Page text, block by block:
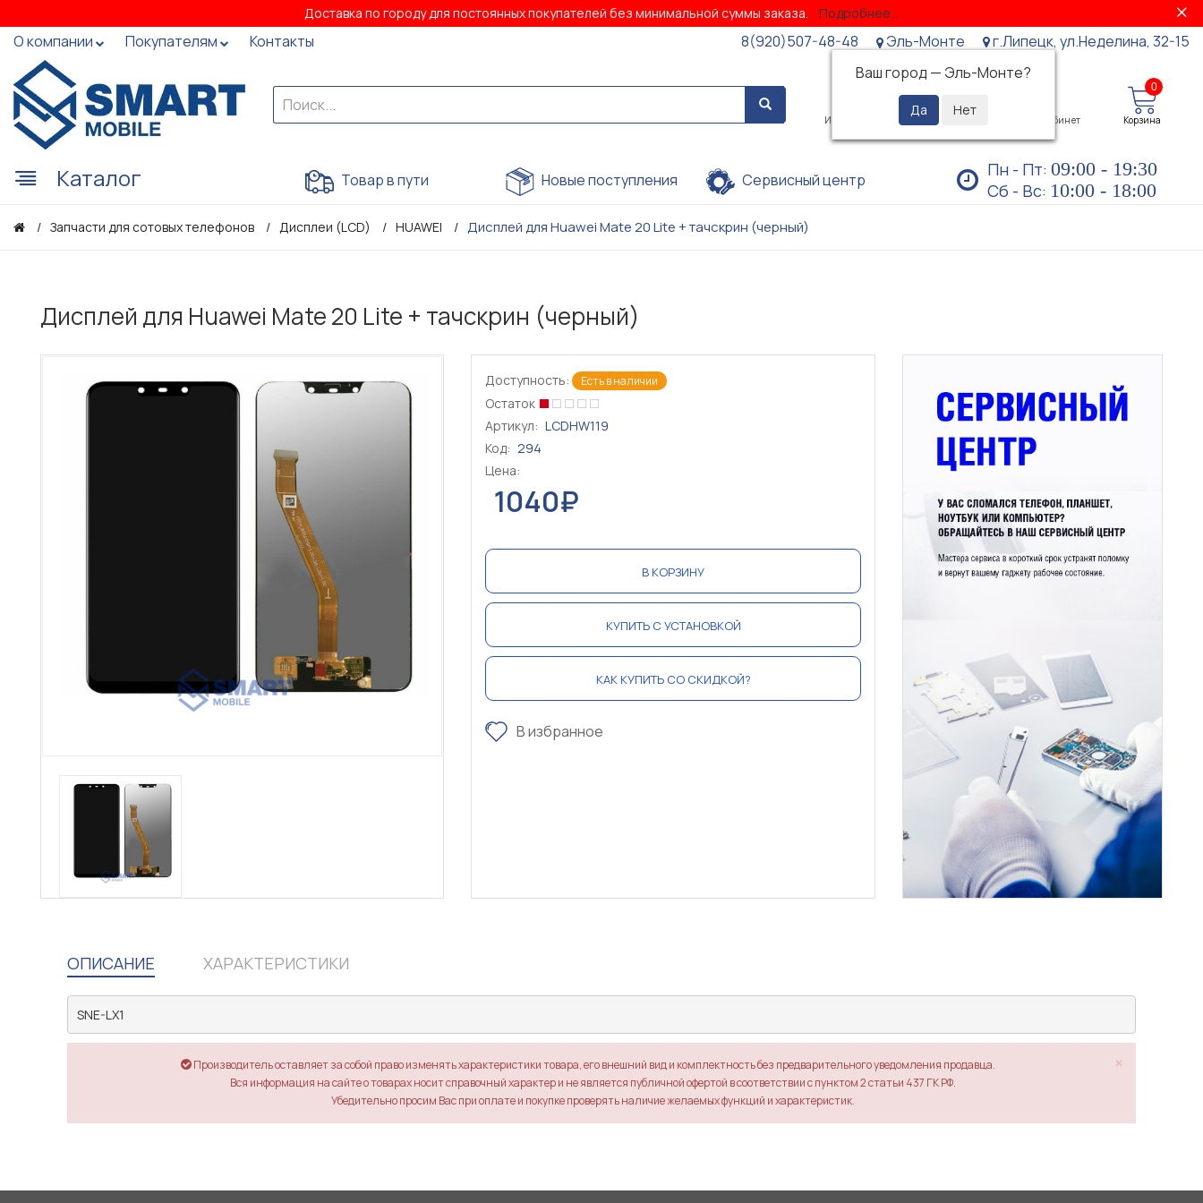
Доставка по городу для постоянных покупателей без минимальной суммы заказа. Подробнее...
О компании Покупателям Контакты 8(920)507-48-48
Эль-Монте
Ваш город — Эль-Монте?
г.Липецк, ул.Неделина, 32-15
Избранное Просмотренные Личный кабинет
0
Корзина
Каталог Товар в пути Новые поступления Сервисный центр Пн - Пт: 09:00 - 19:30
Сб - Вс: 10:00 - 18:00
Запчасти для сотовых телефонов Дисплеи (LCD) HUAWEI Дисплей для Huawei Mate 20 Lite + тачскрин (черный)
Дисплей для Huawei Mate 20 Lite + тачскрин (черный)
Доступность: Есть в наличии
Остаток
Артикул: LCDHW119
Код: 294
Цена:
1040₽
В КОРЗИНУ
КУПИТЬ С УСТАНОВКОЙ
КАК КУПИТЬ СО СКИДКОЙ?
В избранное
ОПИСАНИЕ ХАРАКТЕРИСТИКИ
×
Производитель оставляет за собой право изменять характеристики товара, его внешний вид и комплектность без предварительного уведомления продавца.
Вся информация на сайте о товарах носит справочный характер и не является публичной офертой в соответствии с пунктом 2 статьи 437 ГК РФ.
Убедительно просим Вас при оплате и покупке проверять наличие желаемых функций и характеристик.